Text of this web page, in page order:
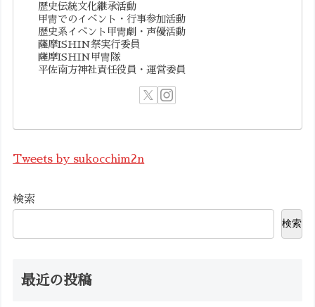
歴史伝統文化継承活動
甲冑でのイベント・行事参加活動
歴史系イベント甲冑劇・声優活動
薩摩ISHIN祭実行委員
薩摩ISHIN甲冑隊
平佐南方神社責任役員・運営委員
Tweets by sukocchim2n
検索
検索
最近の投稿